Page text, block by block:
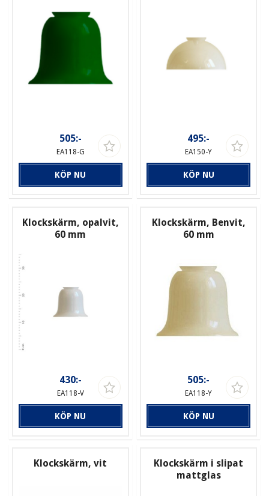
505:-
EA118-G
KÖP NU
495:-
EA150-Y
KÖP NU
Klockskärm, opalvit,
60 mm
430:-
EA118-V
KÖP NU
Klockskärm, Benvit,
60 mm
505:-
EA118-Y
KÖP NU
Klockskärm, vit
Klockskärm i slipat
mattglas